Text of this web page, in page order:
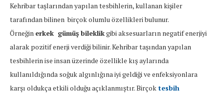
Kehribar taşlarından yapılan tesbihlerin, kullanan kişiler
tarafından bilinen birçok olumlu özellikleri bulunur.
Örneğin erkek gümüş bileklikgibi aksesuarların negatif enerjiyi
alarak pozitif enerji verdiği bilinir. Kehribar taşından yapılan
tesbihlerin ise insan üzerinde özellikle kış aylarında
kullanıldığında soğuk algınlığına iyi geldiği ve enfeksiyonlara
karşı oldukça etkili olduğu açıklanmıştır. Birçok tesbih